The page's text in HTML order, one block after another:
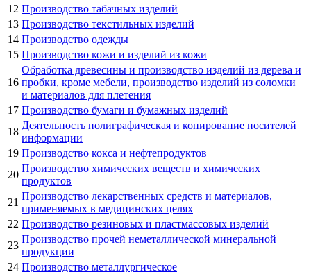
12 Производство табачных изделий
13 Производство текстильных изделий
14 Производство одежды
15 Производство кожи и изделий из кожи
16
Обработка древесины и производство изделий из дерева и
пробки, кроме мебели, производство изделий из соломки
и материалов для плетения
17 Производство бумаги и бумажных изделий
18
Деятельность полиграфическая и копирование носителей
информации
19 Производство кокса и нефтепродуктов
20
Производство химических веществ и химических
продуктов
21
Производство лекарственных средств и материалов,
применяемых в медицинских целях
22 Производство резиновых и пластмассовых изделий
23
Производство прочей неметаллической минеральной
продукции
24 Производство металлургическое